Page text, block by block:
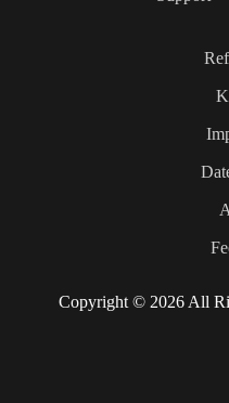
Copyright © 2026 All